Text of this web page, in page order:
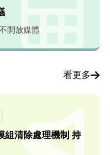
開放媒體
看更多
組清除處理機制 持